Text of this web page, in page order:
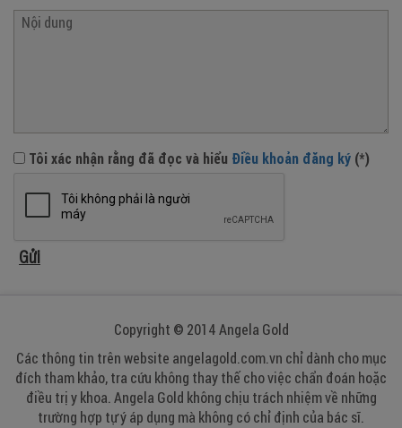
Tôi xác nhận rằng đã đọc và hiểu Điều khoản đăng ký (*)
Copyright © 2014 Angela Gold
Các thông tin trên website angelagold.com.vn chỉ dành cho mục
đích tham khảo, tra cứu không thay thế cho việc chẩn đoán hoặc
điều trị y khoa. Angela Gold không chịu trách nhiệm về những
trường hợp tự ý áp dụng mà không có chỉ định của bác sĩ.